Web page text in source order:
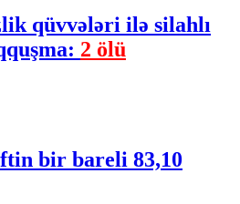
qüvvələri ilə silahlı
2 ölü
bir bareli 83,10